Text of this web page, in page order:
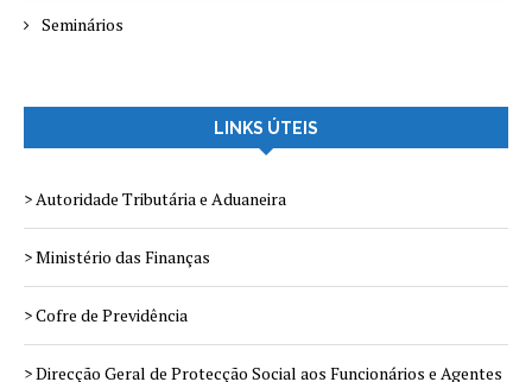
Seminários
LINKS ÚTEIS
> Autoridade Tributária e Aduaneira
> Ministério das Finanças
> Cofre de Previdência
> Direcção Geral de Protecção Social aos Funcionários e Agentes